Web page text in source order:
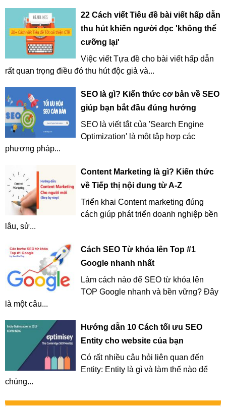
22 Cách viết Tiêu đề bài viết hấp dẫn
thu hút khiến người đọc 'không thể
cưỡng lại'
Việc viết Tựa đề cho bài viết hấp dẫn
rất quan trọng điều đó thu hút độc giả và...
SEO là gì? Kiến thức cơ bản về SEO
giúp bạn bắt đầu đúng hướng
SEO là viết tắt của 'Search Engine
Optimization' là một tập hợp các
phương pháp...
Content Marketing là gì? Kiến thức
về Tiếp thị nội dung từ A-Z
Triển khai Content marketing đúng
cách giúp phát triển doanh nghiệp bền
lâu, sử...
Cách SEO Từ khóa lên Top #1
Google nhanh nhất
Làm cách nào để SEO từ khóa lên
TOP Google nhanh và bền vững? Đây
là một câu...
Hướng dẫn 10 Cách tối ưu SEO
Entity cho website của bạn
Có rất nhiều câu hỏi liên quan đến
Entity: Entity là gì và làm thế nào để
chúng...